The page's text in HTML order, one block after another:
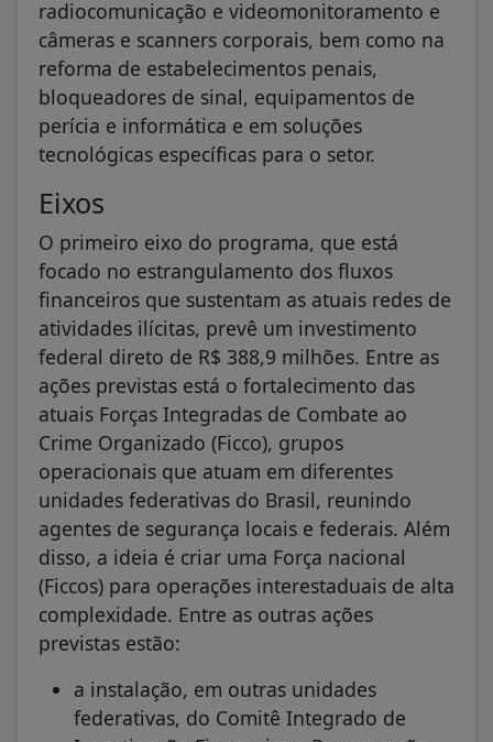
radiocomunicação e videomonitoramento e
câmeras e scanners corporais, bem como na
reforma de estabelecimentos penais,
bloqueadores de sinal, equipamentos de
perícia e informática e em soluções
tecnológicas específicas para o setor.
Eixos
O primeiro eixo do programa, que está
focado no estrangulamento dos fluxos
financeiros que sustentam as atuais redes de
atividades ilícitas, prevê um investimento
federal direto de R$ 388,9 milhões. Entre as
ações previstas está o fortalecimento das
atuais Forças Integradas de Combate ao
Crime Organizado (Ficco), grupos
operacionais que atuam em diferentes
unidades federativas do Brasil, reunindo
agentes de segurança locais e federais. Além
disso, a ideia é criar uma Força nacional
(Ficcos) para operações interestaduais de alta
complexidade. Entre as outras ações
previstas estão:
a instalação, em outras unidades
federativas, do Comitê Integrado de